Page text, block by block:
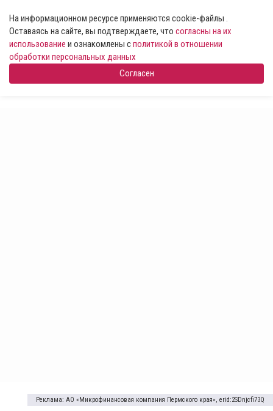
На информационном ресурсе применяются cookie-файлы .
Оставаясь на сайте, вы подтверждаете, что согласны на их
использование и ознакомлены сполитикой в отношении
обработки персональных данных
Согласен
Реклама: АО «Микрофинансовая компания Пермского края», erid:2SDnjcfi73Q